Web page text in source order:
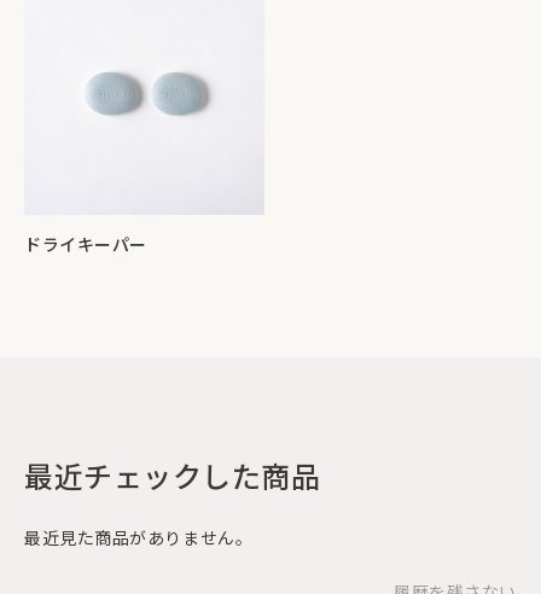
ドライキーパー
最近チェックした商品
最近見た商品がありません。